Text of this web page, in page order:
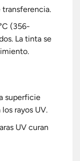
transferencia.
(356-
La tinta se
superficie
rayos UV.
UV curan